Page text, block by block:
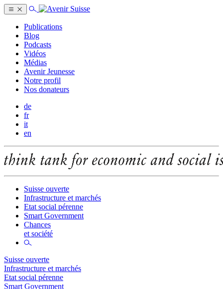
Publications
Blog
Podcasts
Vidéos
Médias
Avenir Jeunesse
Notre profil
Nos donateurs
de
fr
it
en
Suisse ouverte
Infrastructure et marchés
Etat social pérenne
Smart Government
Chances
et société
Suisse ouverte
Infrastructure et marchés
Etat social pérenne
Smart Government